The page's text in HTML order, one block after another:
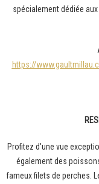
spécialement dédiée
https://
Profitez d'une vue
également des
fameux filets de perches.